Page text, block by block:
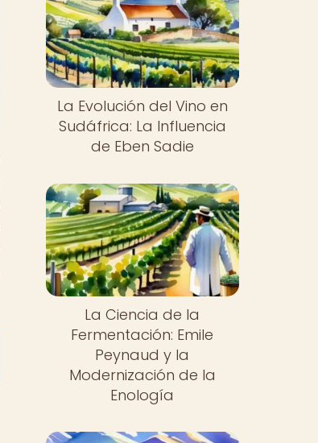
La Evolución del Vino en
Sudáfrica: La Influencia
de Eben Sadie
La Ciencia de la
Fermentación: Emile
Peynaud y la
Modernización de la
Enología